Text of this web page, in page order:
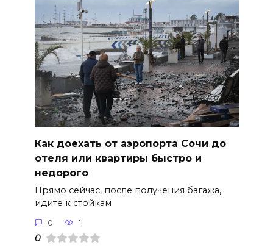
Как доехать от аэропорта Сочи до
отеля или квартиры быстро и
недорого
Прямо сейчас, после получения багажа,
идите к стойкам
0 1
0